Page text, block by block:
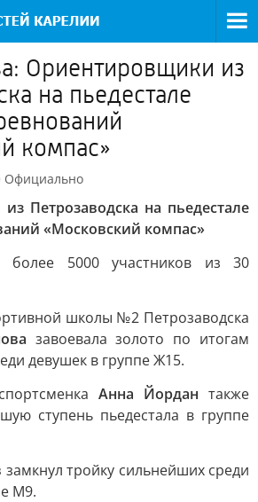
Ориентировщики из
на пьедестале
компас»
Официально
Петрозаводска на пьедестале
«Московский компас»
5000 участников из 30
школы №2 Петрозаводска
завоевала золото по итогам
девушек в группе Ж15.
Анна Йордан также
ступень пьедестала в группе
замкнул тройку сильнейших среди
М9.